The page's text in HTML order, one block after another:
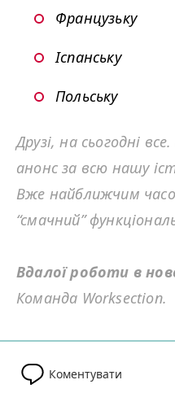
Французьку
Іспанську
Польську
Друзі, на сьогодні
анонс за всю нашу
Вже найближчим
“смачний”
Вдалої роботи в
Команда Worksection.
Коментувати